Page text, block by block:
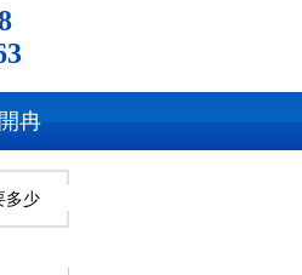
冉
多少